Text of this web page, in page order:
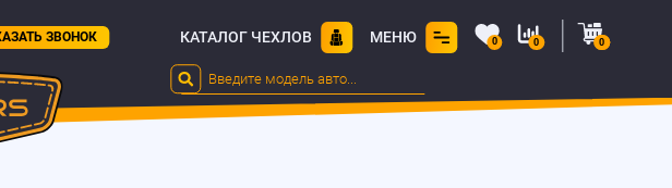
ЗВОНОК КАТАЛОГ ЧЕХЛОВ МЕНЮ 0 0 0